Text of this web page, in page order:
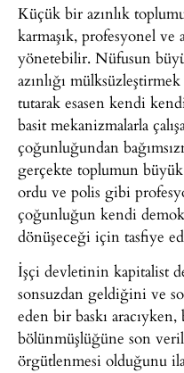
Küçük bir azınlık
karmaşık, profesyonel ve
yönetebilir. Nüfusun
azınlığı
tutarak esasen kendi
basit mekanizmalarla
çoğunluğundan
gerçekte toplumun
ordu ve polis gibi
çoğunluğun kendi
dönüşeceği için tasfiye
İşçi devletinin kapitalist
sonsuzdan geldiğini ve
eden bir baskı
bölünmüşlüğüne son
örgütlenmesi olduğunu